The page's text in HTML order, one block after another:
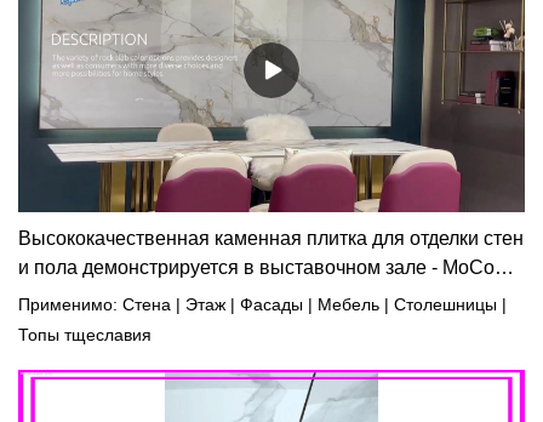
Высококачественная каменная плитка для отделки стен
и пола демонстрируется в выставочном зале - MoCo
Surfaces
Применимо: Стена | Этаж | Фасады | Мебель | Столешницы |
Топы тщеславия